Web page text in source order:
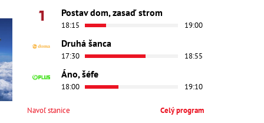
Postav dom, zasaď strom
18:15 19:00
Druhá šanca
17:30 18:55
Áno, šéfe
18:00 19:10
Navoľ stanice Celý program